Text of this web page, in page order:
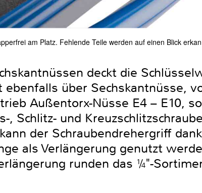
am Platz. Fehlende Teile werden auf einen Blick
deckt die
über Sechskantnüsse,
Außentorx-Nüsse E4 – E10,
, Schlitz- und
der Schraubendrehergriff
als Verlängerung genutzt
runden das ¼"-